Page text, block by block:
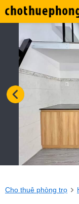
Cho thuê phòng trọ